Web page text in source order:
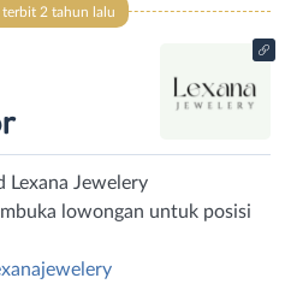
2 tahun lalu
Lexana Jewelery
lowongan untuk posisi